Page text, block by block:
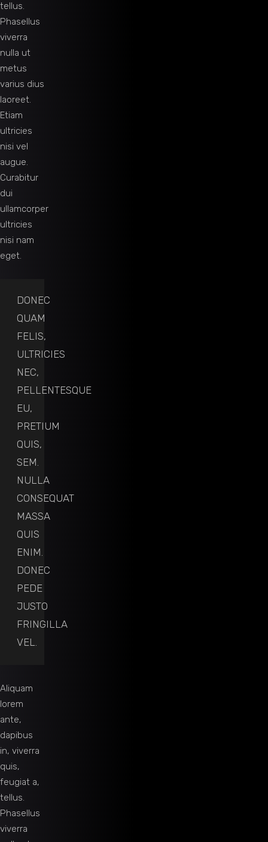
tellus.
Phasellus
viverra
nulla ut
metus
varius dius
laoreet.
Etiam
ultricies
nisi vel
augue.
Curabitur
dui
ullamcorper
ultricies
nisi nam
eget.
DONEC
QUAM
FELIS,
ULTRICIES
NEC,
PELLENTESQUE
EU,
PRETIUM
QUIS,
SEM.
NULLA
CONSEQUAT
MASSA
QUIS
ENIM.
DONEC
PEDE
JUSTO
FRINGILLA
VEL.
Aliquam
lorem
ante,
dapibus
in, viverra
quis,
feugiat a,
tellus.
Phasellus
viverra